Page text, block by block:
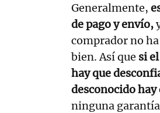
Generalmente,
de pago y envío,
comprador no
bien. Así que si
hay que
desconocido
ninguna